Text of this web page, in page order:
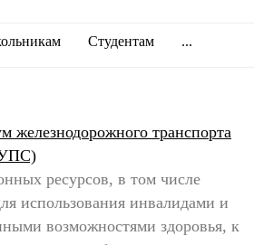
Студентам ...
железнодорожного транспорта
ресурсов, в том числе
использования инвалидами и
возможностями здоровья, к